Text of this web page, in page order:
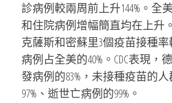
診病例較兩周前上升144%。全
和住院病例增幅簡直均在上升
克薩斯和密蘇里3個疫苗接種
病例占全美的40%。CDC表現，
發病例的83%，未接種疫苗的
97%、逝世亡病例的99%。